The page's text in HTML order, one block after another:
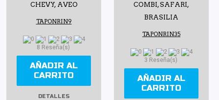
CHEVY, AVEO
TAPONRIN9
8 Reseña(s)
AÑADIR AL
CARRITO
DETALLES
COMBI, SAFARI,
BRASILIA
TAPONRIN35
3 Reseña(s)
AÑADIR AL
CARRITO